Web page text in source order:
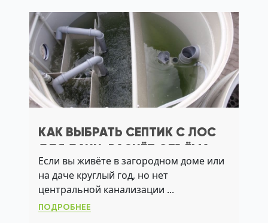
КАК ВЫБРАТЬ СЕПТИК С ЛОС
ДЛЯ ДАЧИ: РАСЧЁТ ОБЪЁМА,
АЭРАЦИЯ И АКТИВНЫЙ ИЛ
Если вы живёте в загородном доме или
на даче круглый год, но нет
центральной канализации ...
ПОДРОБНЕЕ